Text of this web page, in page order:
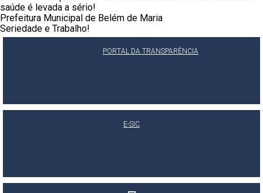
saúde é levada a sério!
Prefeitura Municipal de Belém de Maria
Seriedade e Trabalho!
PORTAL DA TRANSPARÊNCIA
E-SIC